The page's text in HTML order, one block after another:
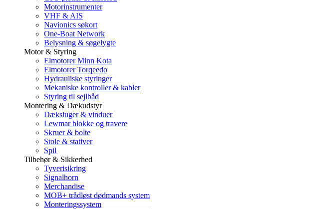
Motorinstrumenter
VHF & AIS
Navionics søkort
One-Boat Network
Belysning & søgelygte
Motor & Styring
Elmotorer Minn Kota
Elmotorer Torqeedo
Hydrauliske styringer
Mekaniske kontroller & kabler
Styring til sejlbåd
Montering & Dækudstyr
Dæksluger & vinduer
Lewmar blokke og travere
Skruer & bolte
Stole & stativer
Spil
Tilbehør & Sikkerhed
Tyverisikring
Signalhorn
Merchandise
MOB+ trådløst dødmands system
Monteringssystem